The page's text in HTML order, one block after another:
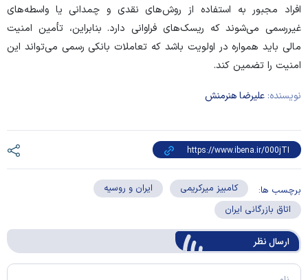
افراد مجبور به استفاده از روش‌های نقدی و چمدانی یا واسطه‌های
غیررسمی می‌شوند که ریسک‌های فراوانی دارد. بنابراین، تأمین امنیت
مالی باید همواره در اولویت باشد که تعاملات بانکی رسمی می‌تواند این
امنیت را تضمین کند.
نویسنده: علیرضا هنرمنش
برچسب ها: کامبیز میرکریمی
ایران و روسیه
اتاق بازرگانی ایران
ارسال‌ نظر